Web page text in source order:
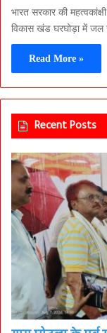
भारत सरकार की
विकास खंड घरघोड़ा में
Read More »
Recent Posts